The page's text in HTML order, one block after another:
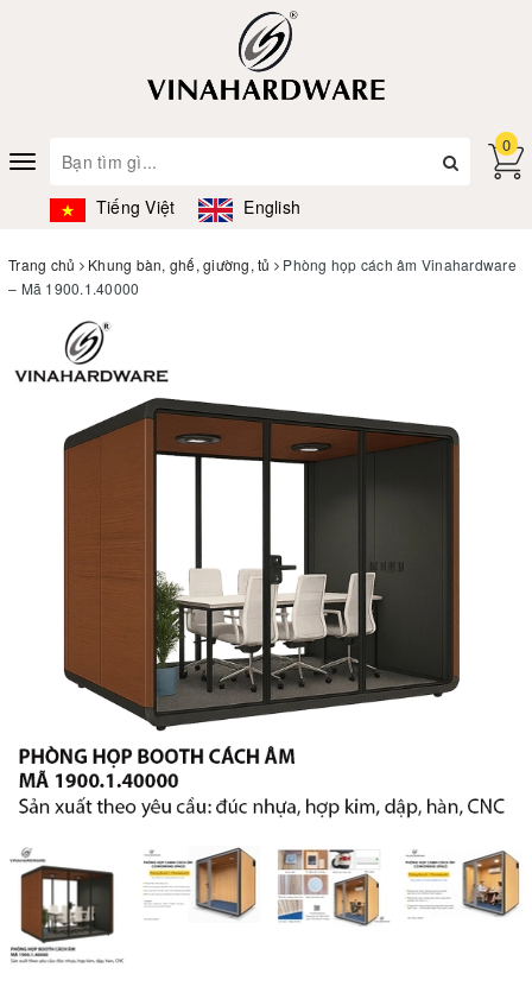
Toggle
navigation
Tiếng Việt English
0
Trang chủ Khung bàn, ghế, giường, tủ
Phòng họp cách âm Vinahardware
– Mã 1900.1.40000